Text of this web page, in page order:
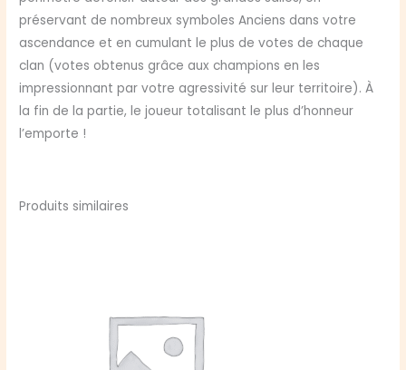
préservant de nombreux symboles Anciens dans votre
ascendance et en cumulant le plus de votes de chaque
clan (votes obtenus grâce aux champions en les
impressionnant par votre agressivité sur leur territoire). À
la fin de la partie, le joueur totalisant le plus d’honneur
l’emporte !
Produits similaires